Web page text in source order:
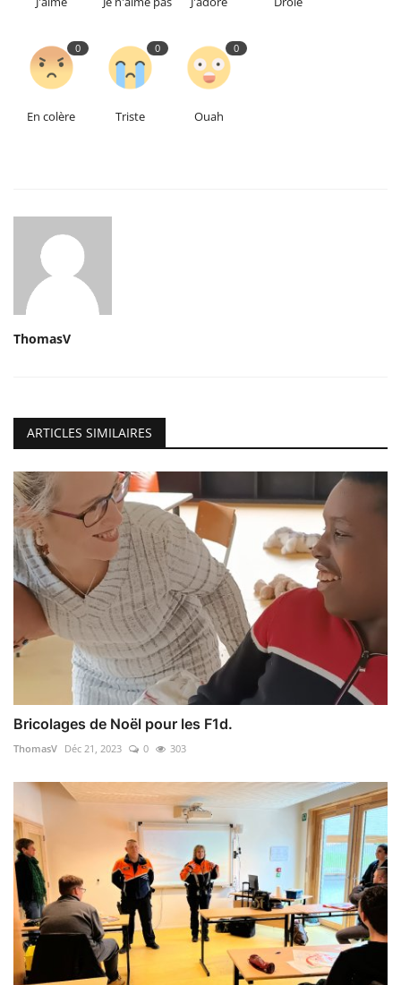
0
En colère
0
Triste
0
Ouah
ThomasV
ARTICLES SIMILAIRES
Bricolages de Noël pour les F1d.
ThomasV Déc 21, 2023 0 303